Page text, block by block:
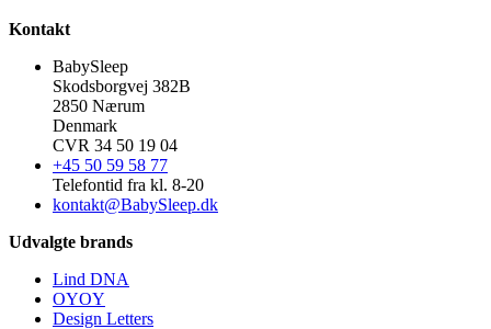
Kontakt
BabySleep
Skodsborgvej 382B
2850 Nærum
Denmark
CVR 34 50 19 04
+45 50 59 58 77
Telefontid fra kl. 8-20
kontakt@BabySleep.dk
Udvalgte brands
Lind DNA
OYOY
Design Letters